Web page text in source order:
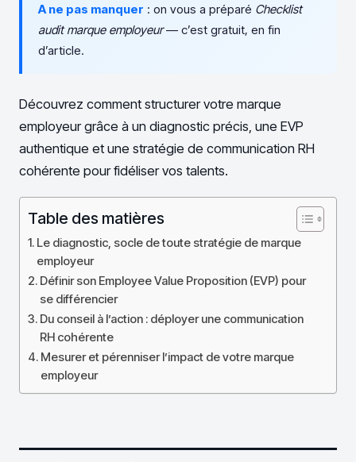
A ne pas manquer : on vous a préparé Checklist
audit marque employeur— c’est gratuit, en fin
d’article.
Découvrez comment structurer votre marque
employeur grâce à un diagnostic précis, une EVP
authentique et une stratégie de communication RH
cohérente pour fidéliser vos talents.
Table des matières
Le diagnostic, socle de toute stratégie de marque
employeur
Définir son Employee Value Proposition (EVP) pour
se différencier
Du conseil à l’action : déployer une communication
RH cohérente
Mesurer et pérenniser l’impact de votre marque
employeur